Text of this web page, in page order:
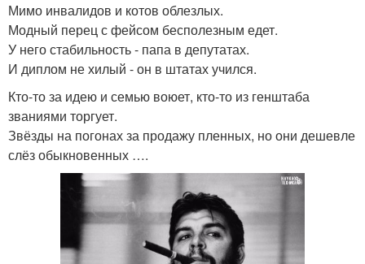
Мимо инвалидов и котов облезлых.
Модный перец с фейсом бесполезным едет.
У него стабильность - папа в депутатах.
И диплом не хилый - он в штатах учился.
Кто-то за идею и семью воюет, кто-то из генштаба
званиями торгует.
Звёзды на погонах за продажу пленных, но они дешевле
слёз обыкновенных ….